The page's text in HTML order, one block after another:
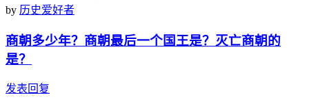
by 历史爱好者
商朝多少年？商朝最后一个国王是？灭亡商朝的
是？
发表回复